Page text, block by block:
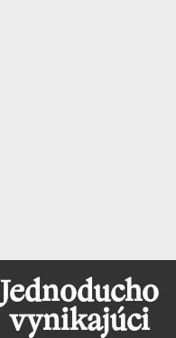
Jednoducho
vynikajúci